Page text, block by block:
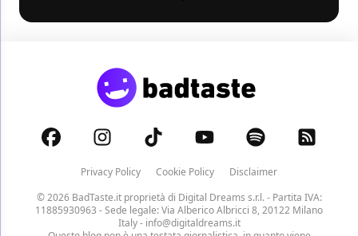
Privacy Policy Cookie Policy
Disclaimer
© 2026 BadTaste.it proprietà di Digital Dreams s.r.l.- Partita IVA:
11885930963 - Sede legale: Via Alberico Albricci 8, 20122 Milano
Italy - info@digitaldreams.it